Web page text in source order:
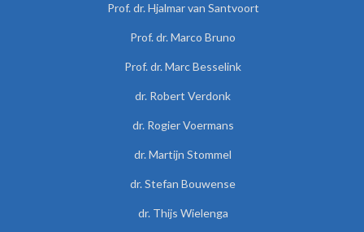
Prof. dr. Hjalmar van Santvoort
Prof. dr. Marco Bruno
Prof. dr. Marc Besselink
dr. Robert Verdonk
dr. Rogier Voermans
dr. Martijn Stommel
dr. Stefan Bouwense
dr. Thijs Wielenga